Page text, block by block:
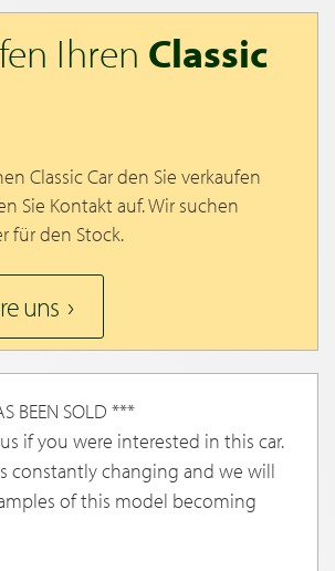
Ihren Classic
Classic Car den Sie verkaufen
Sie Kontakt auf. Wir suchen
für den Stock.
uns
BEEN SOLD ***
if you were interested in this car.
constantly changing and we will
of this model becoming